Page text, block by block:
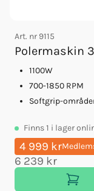
Art. nr 9115
Polermaskin
1100W
700-1850 RPM
Softgrip-
Finns1 i lager
4 999 kr
6 239 kr